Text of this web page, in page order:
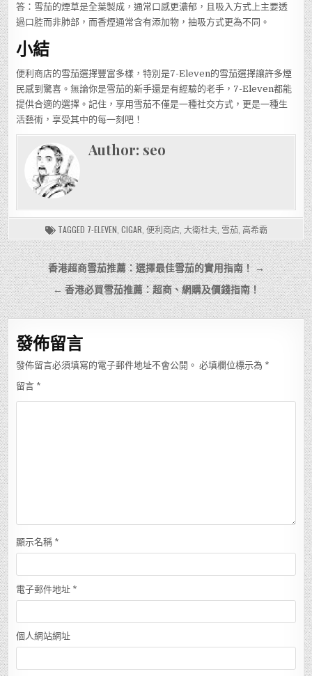
答：雪茄的煙草是全葉製成，通常口感更濃郁，且吸入方式上主要透
過口腔而非肺部，而香煙通常含有添加物，抽吸方式更為不同。
小結
便利商店的雪茄選擇豐富多樣，特別是7-Eleven的雪茄選擇讓許多煙
民感到驚喜。無論你是雪茄的新手還是有經驗的老手，7-Eleven都能
提供合適的選擇。記住，享用雪茄不僅是一種社交方式，更是一種生
活藝術，享受其中的每一刻吧！
Author: seo
TAGGED 7-ELEVEN CIGAR 便利商店, 大衛杜夫, 雪茄, 高希霸
文
章
導
覽
香港超商雪茄推薦：選擇最佳雪茄的實用指南！ →
← 香港必買雪茄推薦：超商、網購及價錢指南！
發佈留言
發佈留言必須填寫的電子郵件地址不會公開。 必填欄位標示為 *
留言 *
顯示名稱 *
電子郵件地址 *
個人網站網址